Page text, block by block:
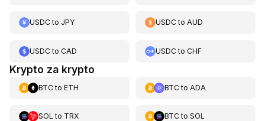
USDCto JPY USDCtoAUD
USDCto CAD USDCtoCHF
Krypto za krypto
BTCto ETH BTCto ADA
SOL to TRX BTCto SOL